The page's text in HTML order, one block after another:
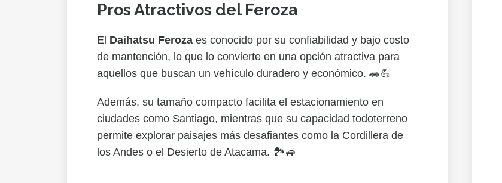
Pros Atractivos del Feroza
El Daihatsu Feroza es conocido por su confiabilidad y bajo costo
de mantención, lo que lo convierte en una opción atractiva para
aquellos que buscan un vehículo duradero y económico. 🚗💪
Además, su tamaño compacto facilita el estacionamiento en
ciudades como Santiago, mientras que su capacidad todoterreno
permite explorar paisajes más desafiantes como la Cordillera de
los Andes o el Desierto de Atacama. 🏞️🚙